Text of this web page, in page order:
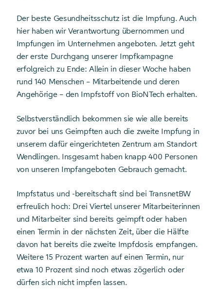
Der beste Gesundheitsschutz ist die Impfung. Auch
hier haben wir Verantwortung übernommen und
Impfungen im Unternehmen angeboten. Jetzt geht
der erste Durchgang unserer Impfkampagne
erfolgreich zu Ende: Allein in dieser Woche haben
rund 140 Menschen – Mitarbeitende und deren
Angehörige – den Impfstoff von BioNTech erhalten.
Selbstverständlich bekommen sie wie alle bereits
zuvor bei uns Geimpften auch die zweite Impfung in
unserem dafür eingerichteten Zentrum am Standort
Wendlingen. Insgesamt haben knapp 400 Personen
von unseren Impfangeboten Gebrauch gemacht.
Impfstatus und -bereitschaft sind bei TransnetBW
erfreulich hoch: Drei Viertel unserer Mitarbeiterinnen
und Mitarbeiter sind bereits geimpft oder haben
einen Termin in der nächsten Zeit, über die Hälfte
davon hat bereits die zweite Impfdosis empfangen.
Weitere 15 Prozent warten auf einen Termin, nur
etwa 10 Prozent sind noch etwas zögerlich oder
dürfen sich nicht impfen lassen.